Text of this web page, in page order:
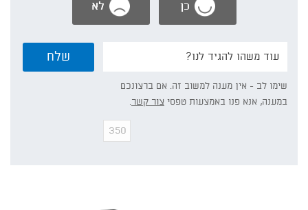
כן לא
תפרט/י:
שלח
שימו לב - אין מענה למשוב זה. אם ברצונכם
במענה, אנא פנו באמצעות טפסי צור קשר.